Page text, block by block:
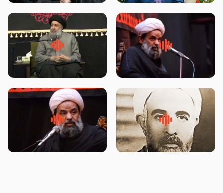
روضه جانسوز پاره های جگر امام
حسن مجتبی علیه السلام-حجت
لقب حضرت رقیه سلام الله علیها به
چه معناست – حجت الاسلام علوی
روضه‌ی مجلس یزید ملعون و
اسارت اهل‌بیت علیهم‌السلام –
سلام جوانی که امام حسین علیه
السلام خودش جوابش را دادند